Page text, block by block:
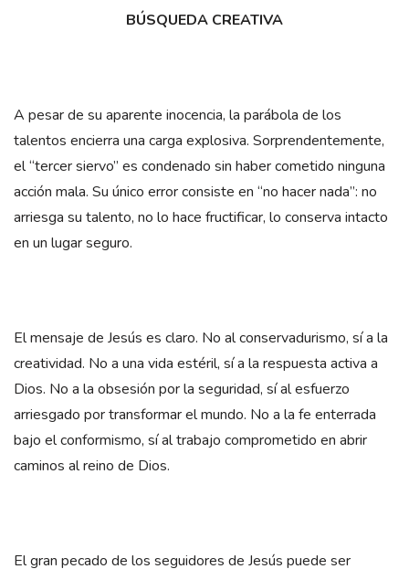
BÚSQUEDA CREATIVA
A pesar de su aparente inocencia, la parábola de los
talentos encierra una carga explosiva. Sorprendentemente,
el “tercer siervo” es condenado sin haber cometido ninguna
acción mala. Su único error consiste en “no hacer nada”: no
arriesga su talento, no lo hace fructificar, lo conserva intacto
en un lugar seguro.
El mensaje de Jesús es claro. No al conservadurismo, sí a la
creatividad. No a una vida estéril, sí a la respuesta activa a
Dios. No a la obsesión por la seguridad, sí al esfuerzo
arriesgado por transformar el mundo. No a la fe enterrada
bajo el conformismo, sí al trabajo comprometido en abrir
caminos al reino de Dios.
El gran pecado de los seguidores de Jesús puede ser